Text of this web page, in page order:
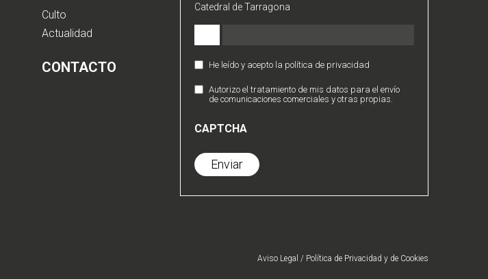
Culto
Actualidad
CONTACTO
Catedral de Tarragona
(Obligatorio)
Política
de
Privacidad
He leído y acepto la política de privacidad
Comunicaciones
Comerciales
Autorizo el tratamiento de mis datos para el envío
de comunicaciones comerciales y otras propias.
CAPTCHA
Aviso Legal / Política de Privacidad y de Cookies